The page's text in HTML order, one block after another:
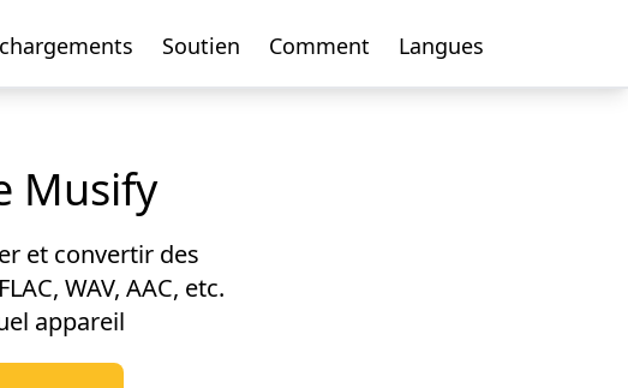
Soutien Comment Langues
Musify
et convertir des
WAV, AAC, etc.
appareil